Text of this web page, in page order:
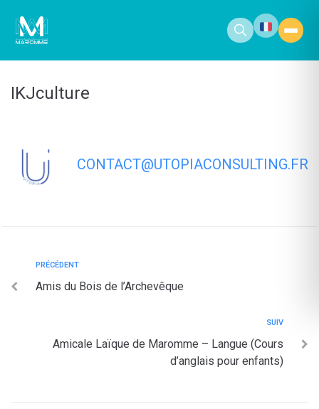
principal
IKJculture
CONTACT@UTOPIACONSULTING.FR
PRÉCÉDENT
Amis du Bois de l’Archevêque
SUIV
Amicale Laïque de Maromme – Langue (Cours
d’anglais pour enfants)